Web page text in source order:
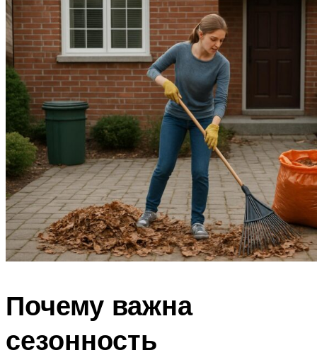
Почему важна
сезонность